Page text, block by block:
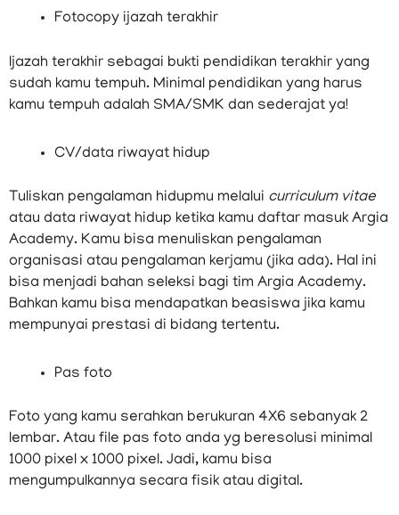
Fotocopy ijazah terakhir
Ijazah terakhir sebagai bukti pendidikan terakhir yang
sudah kamu tempuh. Minimal pendidikan yang harus
kamu tempuh adalah SMA/SMK dan sederajat ya!
CV/data riwayat hidup
Tuliskan pengalaman hidupmu melalui curriculum vitae
atau data riwayat hidup ketika kamu daftar masuk Argia
Academy. Kamu bisa menuliskan pengalaman
organisasi atau pengalaman kerjamu (jika ada). Hal ini
bisa menjadi bahan seleksi bagi tim Argia Academy.
Bahkan kamu bisa mendapatkan beasiswa jika kamu
mempunyai prestasi di bidang tertentu.
Pas foto
Foto yang kamu serahkan berukuran 4X6 sebanyak 2
lembar. Atau file pas foto anda yg beresolusi minimal
1000 pixel x 1000 pixel. Jadi, kamu bisa
mengumpulkannya secara fisik atau digital.